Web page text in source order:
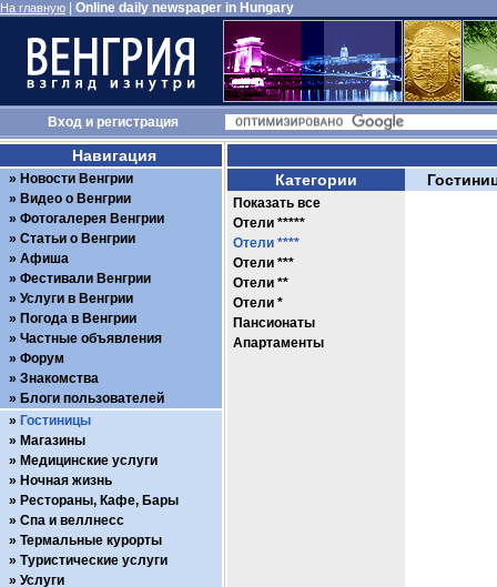
На главную Online daily newspaper in Hungary
Входи регистрация
Категории
Показать все
Отели *****
Отели ****
Отели ***
Отели **
Отели *
Пансионаты
Апартаменты
Навигация
Новости Венгрии
Видео о Венгрии
Фотогалерея Венгрии
Статьи о Венгрии
Афиша
Фестивали Венгрии
Услуги в Венгрии
Погода в Венгрии
Частные объявления
Форум
Знакомства
Блоги пользователей
Гостиницы
Магазины
Медицинские услуги
Ночная жизнь
Рестораны, Кафе, Бары
Спа и веллнесс
Термальные курорты
Туристические услуги
Услуги